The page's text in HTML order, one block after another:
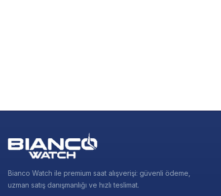
Bianco Watch ile premium saat alışverişi: güvenli ödeme,
uzman satış danışmanlığı ve hızlı teslimat.